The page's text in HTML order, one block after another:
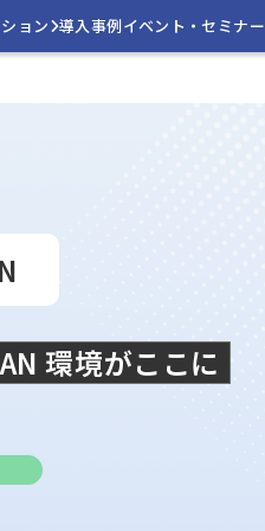
ョン 導入事例イベント・セミナー
環境がここに